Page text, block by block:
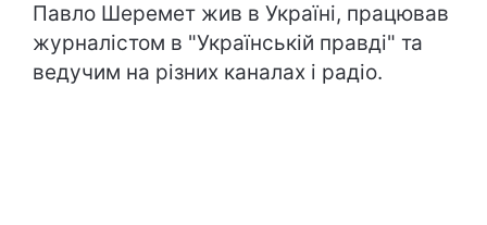
Павло Шеремет жив в Україні, працював
журналістом в "Українській правді" та
ведучим на різних каналах і радіо.